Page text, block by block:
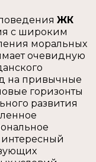
ЖК
с широким
моральных
очевидную
на привычные
горизонты
развития